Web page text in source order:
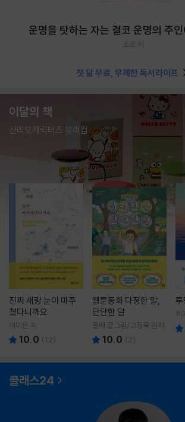
운명을 탓하는 자는 결코 운명의 주
조조 저
첫 달 무료, 무제한 독서라이프
이달의 책
산리오캐릭터즈 유리컵
진짜 새랑 눈이 마주
쳤다니까요
이이은 저
10.0 (12)
웹툰동화 다정한 말,
단단한 말
돌배 글그림/고정욱 원저
10.0 ( 2)
투
히
영
클래스24